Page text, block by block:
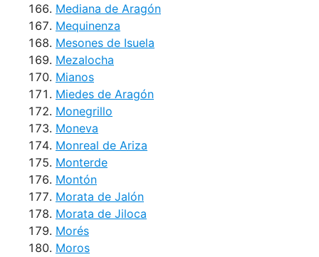
Mediana de Aragón
Mequinenza
Mesones de Isuela
Mezalocha
Mianos
Miedes de Aragón
Monegrillo
Moneva
Monreal de Ariza
Monterde
Montón
Morata de Jalón
Morata de Jiloca
Morés
Moros